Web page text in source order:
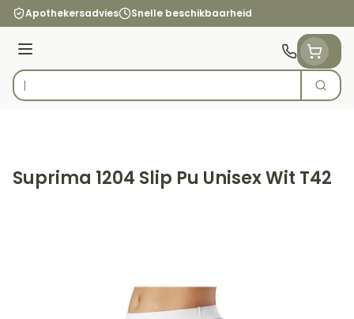
Ga naar de inhoud
Apothekersadvies Snelle beschikbaarheid
Menu
Product, merk, categorie...
Zoek
Suprima 1204 Slip Pu Unisex Wit T42